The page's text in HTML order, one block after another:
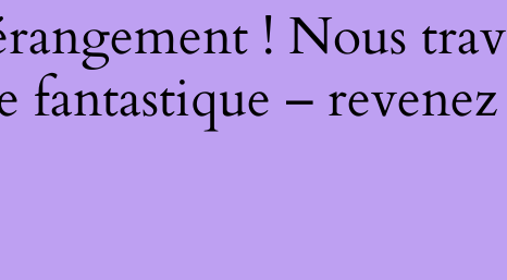
! Nous
fantastique –